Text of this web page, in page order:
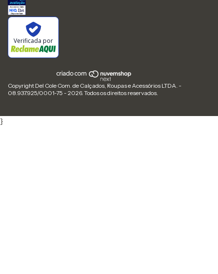
Verificada por
Copyright Del Cole Com. de Calçados, Roupas e Acessórios LTDA. -
08.937.925/0001-75 - 2026. Todos os direitos reservados.
}